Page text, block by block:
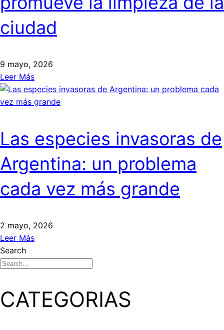
ciudad
9 mayo, 2026
Leer Más
Las especies invasoras de
Argentina: un problema
cada vez más grande
2 mayo, 2026
Leer Más
Search
CATEGORIAS